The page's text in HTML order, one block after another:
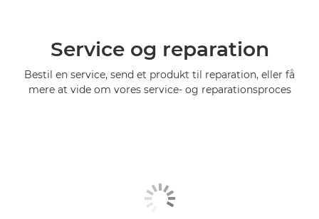
Service og reparation
Bestil en service, send et produkt til reparation, eller få
mere at vide om vores service- og reparationsproces